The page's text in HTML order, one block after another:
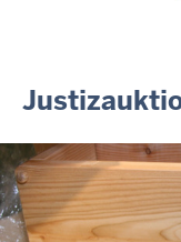
der
RechtSpecial -